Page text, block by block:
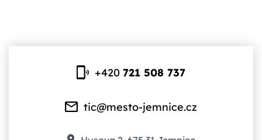
+420721 508 737
tic@mesto-jemnice.cz